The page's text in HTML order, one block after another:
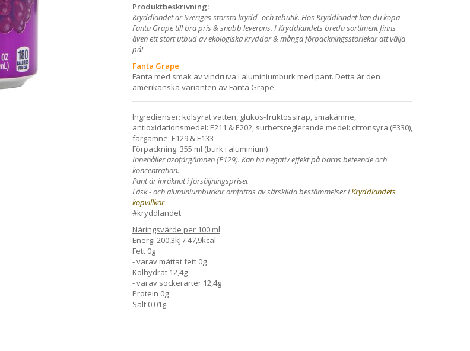
Produktbeskrivning:
Kryddlandet är Sveriges största krydd- och tebutik. Hos Kryddlandet kan du köpa
Fanta Grape till bra pris & snabb leverans. I Kryddlandets breda sortiment finns
även ett stort utbud av ekologiska kryddor & många förpackningsstorlekar att välja
på!
Fanta Grape
Fanta med smak av vindruva i aluminiumburk med pant. Detta är den
amerikanska varianten av Fanta Grape.
Ingredienser: kolsyrat vatten, glukos-fruktossirap, smakämne,
antioxidationsmedel: E211 & E202, surhetsreglerande medel: citronsyra (E330),
färgämne: E129 & E133
Förpackning: 355 ml (burk i aluminium)
Innehåller azofärgämnen (E129). Kan ha negativ effekt på barns beteende och
koncentration.
Pant är inräknat i försäljningspriset
Läsk - och aluminiumburkar omfattas av särskilda bestämmelser iKryddlandets
köpvillkor
#kryddlandet
Näringsvärde per 100 ml
Energi 200,3kJ / 47,9kcal
Fett 0g
- varav mättat fett 0g
Kolhydrat 12,4g
- varav sockerarter 12,4g
Protein 0g
Salt 0,01g